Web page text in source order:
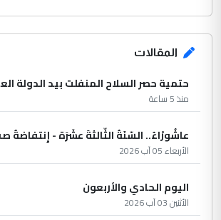
المقالات
حتمية حصر السلاح المنفلت بيد الدولة
منذ 5 ساعة
عاشُورْاءُ.. السّنَةُ الثّالثةَ عشَرَة - إِنتفاضةُ
الأربعاء 05 آب 2026
اليوم الحادي والأربعون
الأثنين 03 آب 2026